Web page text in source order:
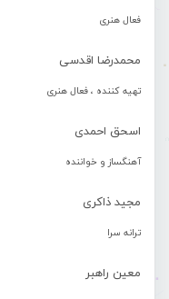
فعال هنری
محمدرضا اقدسی
تهیه کننده ، فعال هنری
اسحق احمدی
آهنگساز و خواننده
مجید ذاکری
ترانه سرا
معین راهبر